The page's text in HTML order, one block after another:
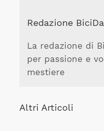
Redazione
La redazione di
per passione e
mestiere
Altri Articoli